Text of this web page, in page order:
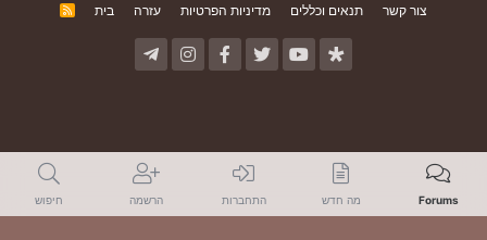
צור קשר
תנאים וכללים מדיניות הפרטיות עזרה בית
R
Forums מה חדש התחברות הרשמה חיפוש